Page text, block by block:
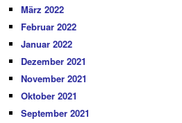
März 2022
Februar 2022
Januar 2022
Dezember 2021
November 2021
Oktober 2021
September 2021